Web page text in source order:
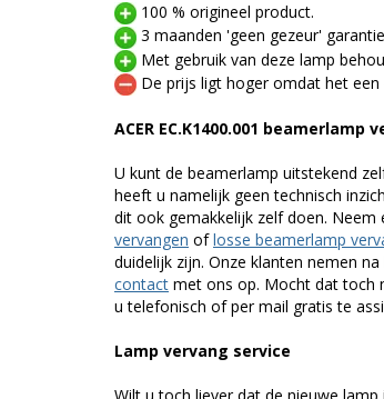
100 % origineel product.
3 maanden 'geen gezeur'
Met gebruik van deze lamp
De prijs ligt hoger omdat het een
ACER EC.K1400.001 beamerlamp
U kunt de beamerlamp uitstekend
heeft u namelijk geen technisch
dit ook gemakkelijk zelf doen. Neem
vervangen oflosse beamerlamp
duidelijk zijn. Onze klanten nemen
contact met ons op. Mocht dat toch
u telefonisch of per mail gratis te
Lamp vervang service